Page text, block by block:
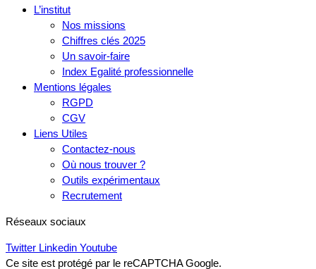
L’institut
Nos missions
Chiffres clés 2025
Un savoir-faire
Index Egalité professionnelle
Mentions légales
RGPD
CGV
Liens Utiles
Contactez-nous
Où nous trouver ?
Outils expérimentaux
Recrutement
Réseaux sociaux
Twitter Linkedin Youtube
Ce site est protégé par le reCAPTCHA Google.